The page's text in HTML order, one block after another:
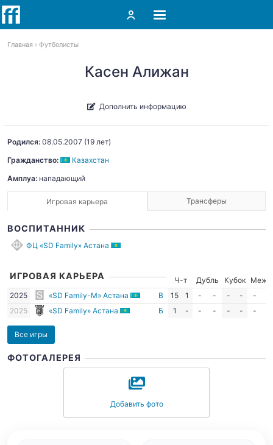
Главная Футболисты
Касен Алижан
Дополнить информацию
Родился: 08.05.2007 (19 лет)
Гражданство:
Казахстан
Амплуа: нападающий
Игровая карьера Трансферы
ВОСПИТАННИК
ФЦ «SD Family» Астана
ИГРОВАЯ КАРЬЕРА Ч-т Дубль Кубок
Межд.
2025
«SD Family-М» Астана В 15 1 - - - - -
2025
«SD Family» Астана Б 1 - - - - - -
Все игры
ФОТОГАЛЕРЕЯ
Добавить фото